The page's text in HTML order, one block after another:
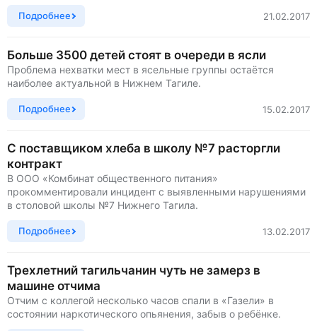
Подробнее 21.02.2017
Больше 3500 детей стоят в очереди в ясли
Проблема нехватки мест в ясельные группы остаётся
наиболее актуальной в Нижнем Тагиле.
Подробнее 15.02.2017
С поставщиком хлеба в школу №7 расторгли
контракт
В ООО «Комбинат общественного питания»
прокомментировали инцидент с выявленными нарушениями
в столовой школы №7 Нижнего Тагила.
Подробнее 13.02.2017
Трехлетний тагильчанин чуть не замерз в
машине отчима
Отчим с коллегой несколько часов спали в «Газели» в
состоянии наркотического опьянения, забыв о ребёнке.